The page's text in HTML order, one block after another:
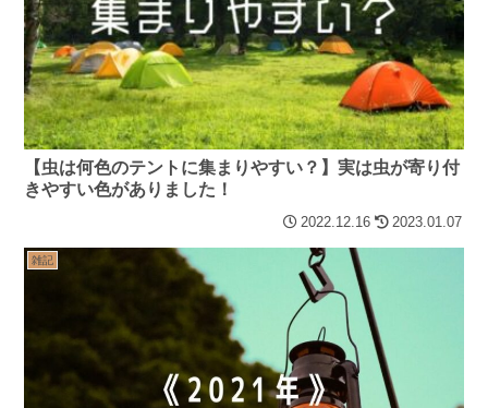
【虫は何色のテントに集まりやすい？】実は虫が寄り付
きやすい色がありました！
2022.12.16 2023.01.07
雑記